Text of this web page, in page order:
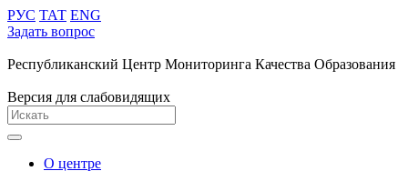
РУС ТАТ ENG
Задать вопрос
Республиканский Центр Мониторинга Качества Образования
Версия для слабовидящих
О центре